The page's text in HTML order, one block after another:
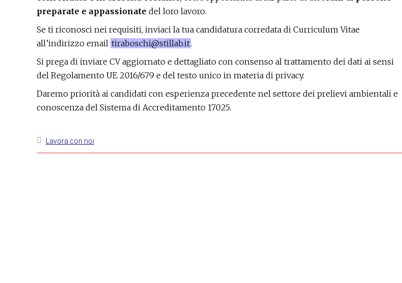
preparate e appassionate del loro lavoro.
Se ti riconosci nei requisiti, inviaci la tua candidatura corredata di Curriculum Vitae
all’indirizzo email tiraboschi@stillab.it.
Si prega di inviare CV aggiornato e dettagliato con consenso al trattamento dei dati ai sensi
del Regolamento UE 2016/679 e del testo unico in materia di privacy.
Daremo priorità ai candidati con esperienza precedente nel settore dei prelievi ambientali e
conoscenza del Sistema di Accreditamento 17025.
Lavora con noi